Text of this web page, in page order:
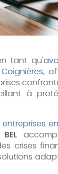
tant qu'
,
à
crises